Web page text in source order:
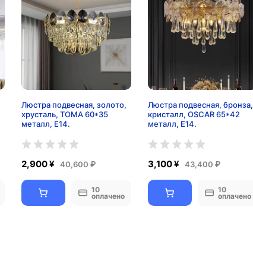
Люстра подвесная, золото,
хрусталь, TOMA 60*35
металл, E14.
2,900 ¥ 40,600 ₽
10
оплачено
Люстра подвесная, бронза,
кристалл, OSCAR 65*42
металл, E14.
3,100 ¥ 43,400 ₽
10
оплачено